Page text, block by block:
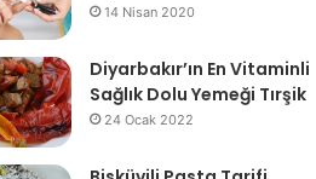
14 Nisan 2020
Diyarbakır’ın En Vitaminli
Sağlık Dolu Yemeği Tırşik
24 Ocak 2022